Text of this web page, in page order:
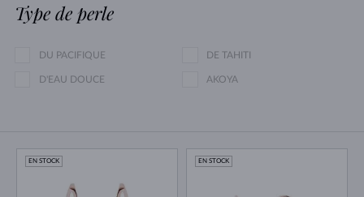
Type de perle
DU PACIFIQUE DE TAHITI
D'EAU DOUCE AKOYA
EN STOCK EN STOCK